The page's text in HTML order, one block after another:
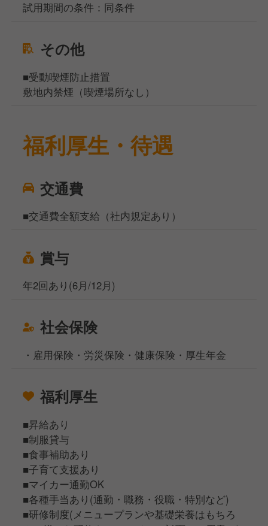
試用期間の条件：同条件
その他
■受動喫煙防止措置
敷地内禁煙（喫煙場所なし）
福利厚生・待遇
交通費
■交通費全額支給（社内規定あり）
賞与
年2回あり(6月/12月)
社会保険
・雇用保険・労災保険・健康保険・厚生年金
福利厚生
■昇給あり
■制服貸与
■食事補助あり
■子育て支援あり
■マイカー通勤OK
■各種手当あり(通勤・職務・役職・特別など)
■研修制度(メニュープランや基礎栄養はもちろ